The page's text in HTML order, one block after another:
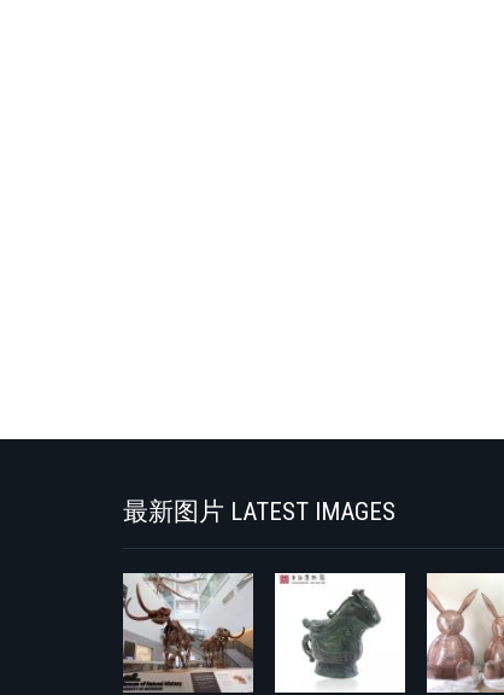
最新图片 LATEST IMAGES